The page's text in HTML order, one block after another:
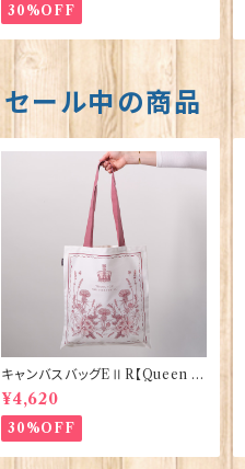
30%OFF
セール中の商品
キャンバスバッグEⅡR【Queen El
izabethⅡ Commemorative】
Victoria Eggs 90332
¥4,620
30%OFF